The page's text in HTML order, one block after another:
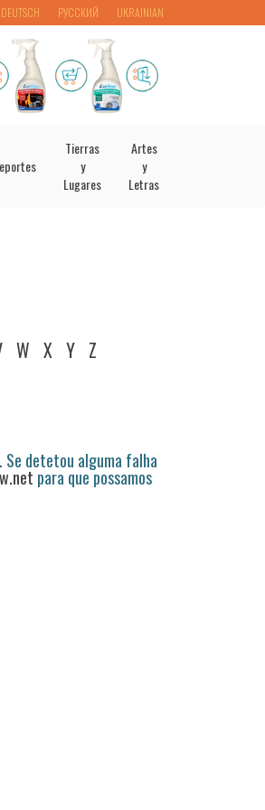
DEUTSCH РУССКИЙ UKRAINIAN
Tierras
y
Lugares
Artes
y
Letras
W X Y Z
Se detetou alguma falha
para que possamos